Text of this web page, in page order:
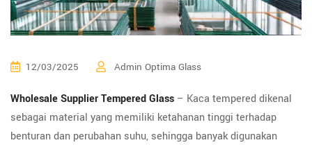
12/03/2025 Admin Optima Glass
Wholesale Supplier Tempered Glass – Kaca tempered dikenal
sebagai material yang memiliki ketahanan tinggi terhadap
benturan dan perubahan suhu, sehingga banyak digunakan